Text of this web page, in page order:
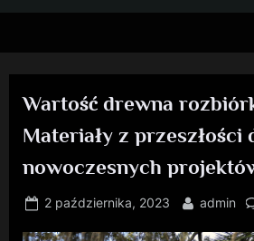
Wartość drewna
Materiały z przeszłości
nowoczesnych
Posted
2 października, 2023 By
admin